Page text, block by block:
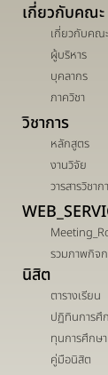
เกี่ยวกับคณะ
เกี่ยวกับคณะ
ผู้บริหาร
บุคลากร
ภาควิชา
วิชาการ
หลักสูตร
งานวิจัย
วารสารวิชาก
รวมภาพกิจ
นิสิต
ตารางเรียน
ปฏิทินการศึ
ทุนการศึกษา
คู่มือนิสิต